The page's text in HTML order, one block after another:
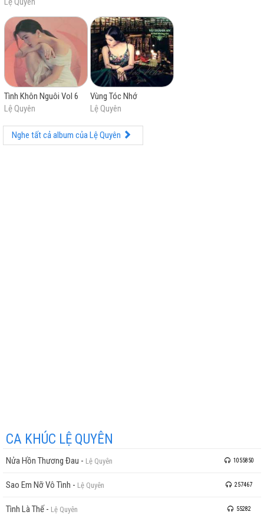
Tình Khôn Nguôi Vol 6
Lệ Quyên
Vùng Tóc Nhớ
Lệ Quyên
Nghe tất cả album của Lệ Quyên
CA KHÚC LỆ QUYÊN
Nửa Hồn Thương Đau - Lệ Quyên 1055850
Sao Em Nỡ Vô Tình - Lệ Quyên 257467
Tình Là Thế- Lệ Quyên 55282